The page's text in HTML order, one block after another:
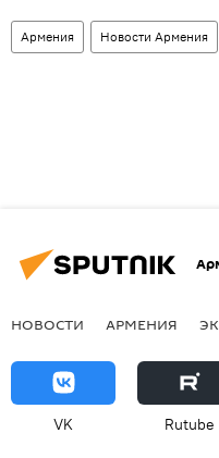
Армения Новости Армения
НОВОСТИ АРМЕНИЯ
VK Rutube